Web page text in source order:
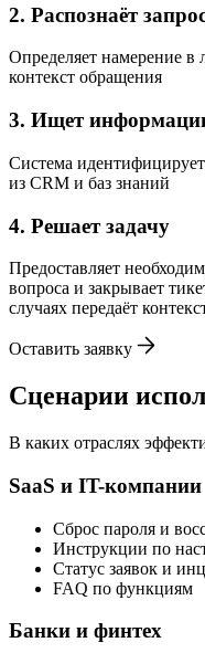
2. Распознаёт
Определяет намерение
контекст обращения
3. Ищет
Система
из CRM и баз знаний
4. Решает задачу
Предоставляет
вопроса и закрывает
случаях передаёт
Оставить заявку
Сценарии
В каких отраслях
SaaS и IT-компании
Сброс пароля и
Инструкции по
Статус заявок и
FAQ по функциям
Банки и финтех